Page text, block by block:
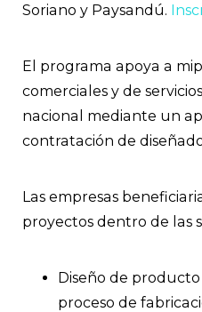
Soriano y Paysandú.
El programa apoya a
comerciales y de
nacional mediante un
contratación de
Las empresas
proyectos dentro de las
Diseño de
proceso de